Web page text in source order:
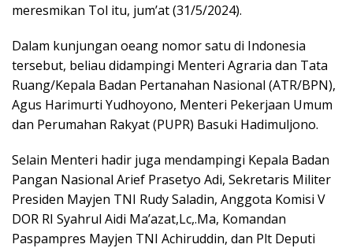
meresmikan Tol itu, jum’at (31/5/2024).
Dalam kunjungan oeang nomor satu di Indonesia
tersebut, beliau didampingi Menteri Agraria dan Tata
Ruang/Kepala Badan Pertanahan Nasional (ATR/BPN),
Agus Harimurti Yudhoyono, Menteri Pekerjaan Umum
dan Perumahan Rakyat (PUPR) Basuki Hadimuljono.
Selain Menteri hadir juga mendampingi Kepala Badan
Pangan Nasional Arief Prasetyo Adi, Sekretaris Militer
Presiden Mayjen TNI Rudy Saladin, Anggota Komisi V
DOR RI Syahrul Aidi Ma’azat,Lc,.Ma, Komandan
Paspampres Mayjen TNI Achiruddin, dan Plt Deputi